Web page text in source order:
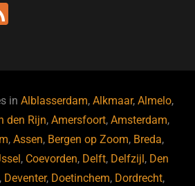
inAlblasserdam,Alkmaar,Almelo,
den Rijn,Amersfoort,Amsterdam,
,Assen, Bergen op Zoom, Breda,
, Coevorden, Delft, Delfzijl , Den
, Deventer, Doetinchem, Dordrecht,